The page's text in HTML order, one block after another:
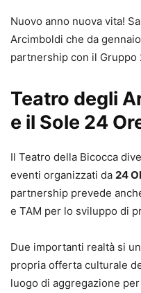
Nuovo anno nuova vita!
Arcimboldi che da
partnership con il Gruppo
Teatro degli
e il Sole 24
Il Teatro della Bicocca
eventi organizzati da 24
partnership prevede
e TAM per lo sviluppo di
Due importanti realtà si
propria offerta culturale
luogo di aggregazione